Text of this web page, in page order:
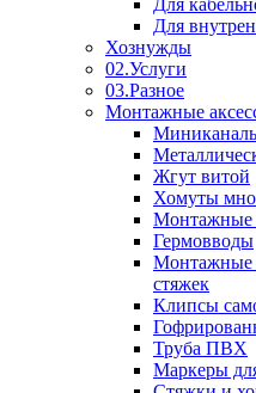
Для
Для
Хознужды
02.Услуги
03.Разное
Монтажные
Жгут витой
Хомуты
Монтажные
Гермовводы
Монтажные
стяжек
Клипсы
Труба ПВХ
Маркеры